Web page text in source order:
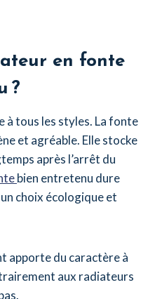
en fonte
?
à tous les styles. La fonte
et agréable. Elle stocke
après l’arrêt du
bien entretenu dure
choix écologique et
apporte du caractère à
aux radiateurs